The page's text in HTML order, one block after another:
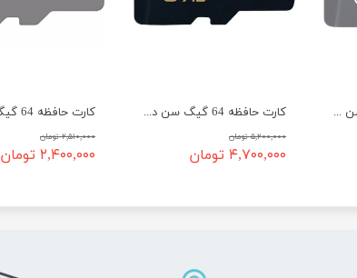
۲,۵۱۰,۰۰۰ تومان
۲,۴۰۰,۰۰۰ تومان
کارت حافظه 64 گیگ سن دیسک سرعت 200 - SanDisk micro SD 64GB Extreme PRO
۵,۲۰۰,۰۰۰ تومان
۴,۷۰۰,۰۰۰ تومان
کارت حافظه 128 گیگ سن دیسک سرعت 100 - SanDisk micro SD 128GB Ultra